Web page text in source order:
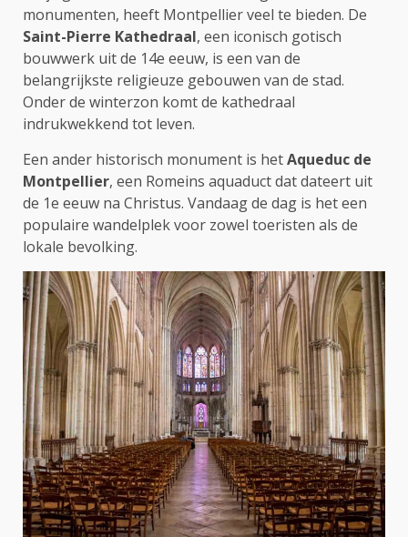
monumenten, heeft Montpellier veel te bieden. De
Saint-Pierre Kathedraal, een iconisch gotisch
bouwwerk uit de 14e eeuw, is een van de
belangrijkste religieuze gebouwen van de stad.
Onder de winterzon komt de kathedraal
indrukwekkend tot leven.
Een ander historisch monument is hetAqueduc de
Montpellier, een Romeins aquaduct dat dateert uit
de 1e eeuw na Christus. Vandaag de dag is het een
populaire wandelplek voor zowel toeristen als de
lokale bevolking.